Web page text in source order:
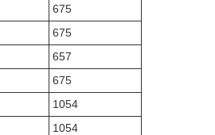
675
675
657
675
1054
1054